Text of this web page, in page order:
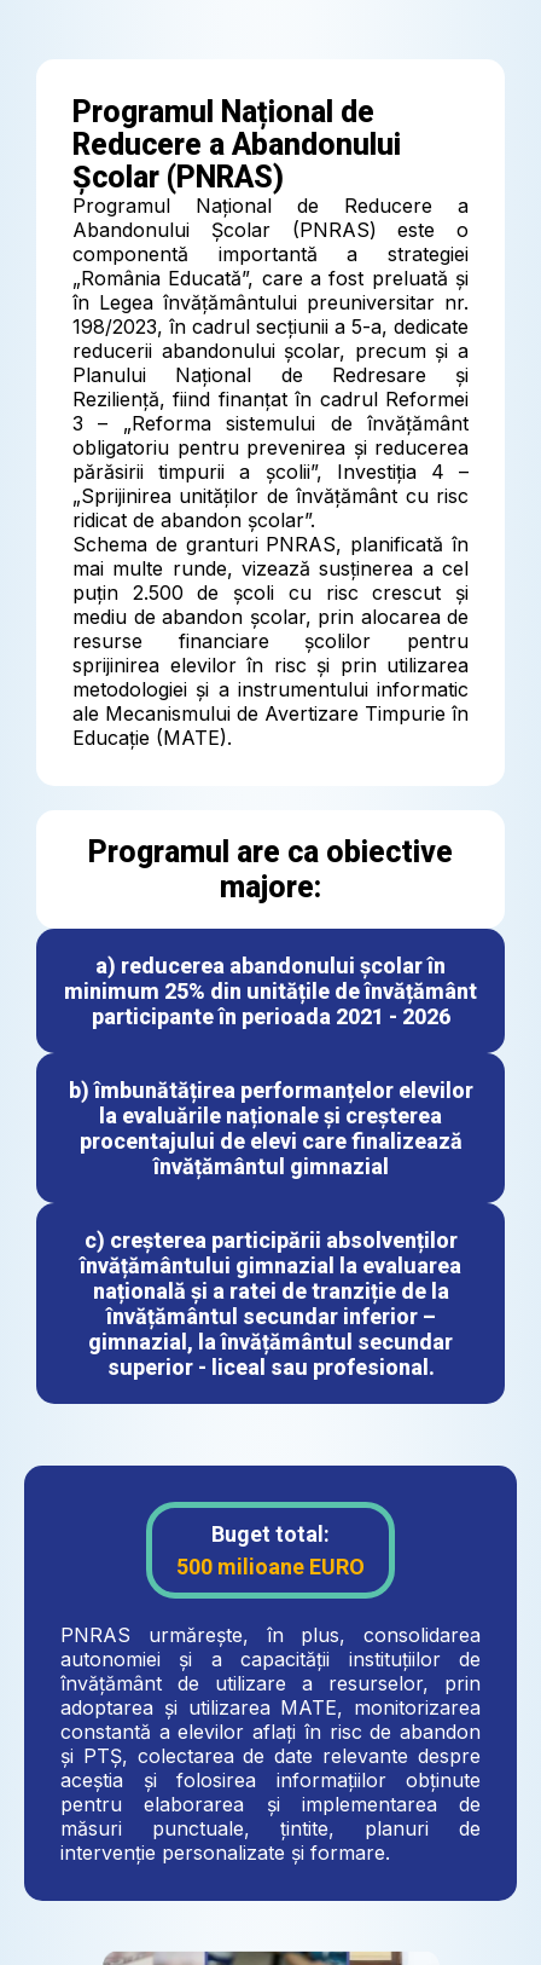
Programul Național de
Reducere a Abandonului
Școlar (PNRAS)
Programul Național de Reducere a
Abandonului Școlar (PNRAS) este o
componentă importantă a strategiei
„România Educată”, care a fost preluată și
în Legea învățământului preuniversitar nr.
198/2023, în cadrul secțiunii a 5-a, dedicate
reducerii abandonului școlar, precum și a
Planului Național de Redresare și
Reziliență, fiind finanțat în cadrul Reformei
3 – „Reforma sistemului de învățământ
obligatoriu pentru prevenirea și reducerea
părăsirii timpurii a școlii”, Investiția 4 –
„Sprijinirea unităților de învățământ cu risc
ridicat de abandon școlar”.
Schema de granturi PNRAS, planificată în
mai multe runde, vizează susținerea a cel
puțin 2.500 de școli cu risc crescut și
mediu de abandon școlar, prin alocarea de
resurse financiare școlilor pentru
sprijinirea elevilor în risc și prin utilizarea
metodologiei și a instrumentului informatic
ale Mecanismului de Avertizare Timpurie în
Educație (MATE).
Programul are ca obiective
majore:
a) reducerea abandonului școlar în
minimum 25% din unitățile de învățământ
participante în perioada 2021 - 2026
b) îmbunătățirea performanțelor elevilor
la evaluările naționale și creșterea
procentajului de elevi care finalizează
învățământul gimnazial
c) creșterea participării absolvenților
învățământului gimnazial la evaluarea
națională și a ratei de tranziție de la
învățământul secundar inferior –
gimnazial, la învățământul secundar
superior - liceal sau profesional.
Buget total:
500 milioane EURO
PNRAS urmărește, în plus, consolidarea
autonomiei și a capacității instituțiilor de
învățământ de utilizare a resurselor, prin
adoptarea și utilizarea MATE, monitorizarea
constantă a elevilor aflați în risc de abandon
și PTȘ, colectarea de date relevante despre
aceștia și folosirea informațiilor obținute
pentru elaborarea și implementarea de
măsuri punctuale, țintite, planuri de
intervenție personalizate și formare.